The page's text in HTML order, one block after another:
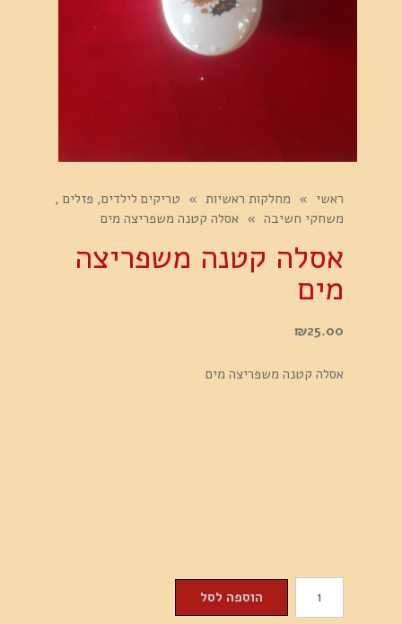
ראשי » מחלקות ראשיות » טריקים לילדים, פזלים ,
משחקי חשיבה » אסלה קטנה משפריצה מים
אסלה קטנה משפריצה
מים
₪25.00
אסלה קטנה משפריצה מים
של
הוספה לסל